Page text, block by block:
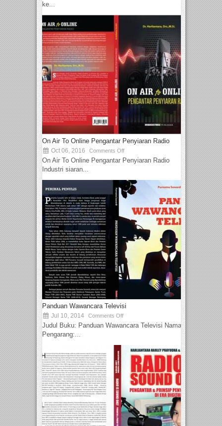
ke...
On Air To Online Pengantar Penyiaran Radio
Oct 06, 2016 Comments Off
On Air To Online Pengantar Penyiaran Radio
Industri siaran...
Panduan Wawancara Televisi
Jul 10, 2014 Comments Off
Judul Buku: Panduan Wawancara Televisi Nama
Pengarang:...